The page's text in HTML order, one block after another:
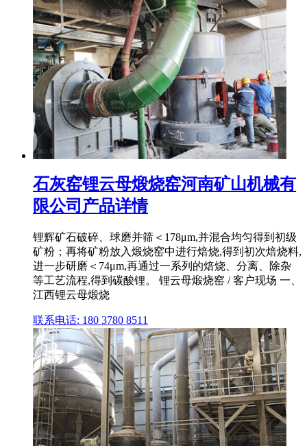
石灰窑锂云母煅烧窑河南矿山机械有
限公司产品详情
锂辉矿石破碎、球磨并筛＜178μm,并混合均匀得到初级
矿粉；再将矿粉放入煅烧窑中进行焙烧,得到初次焙烧料,
进一步研磨＜74μm,再通过一系列的焙烧、分离、除杂
等工艺流程,得到碳酸锂。 锂云母煅烧窑 / 客户现场 一、
江西锂云母煅烧
联系电话: 180 3780 8511